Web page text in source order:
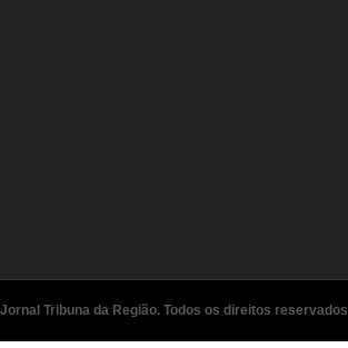
Jornal Tribuna da Região. Todos os direitos